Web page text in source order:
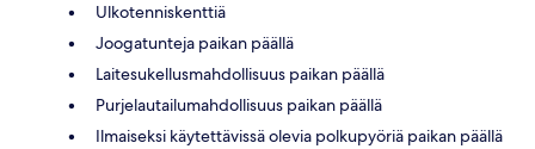
Ulkotenniskenttiä
Joogatunteja paikan päällä
Laitesukellusmahdollisuus paikan päällä
Purjelautailumahdollisuus paikan päällä
Ilmaiseksi käytettävissä olevia polkupyöriä paikan päällä